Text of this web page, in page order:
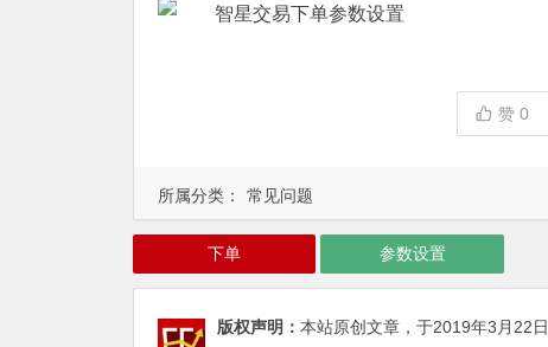
所属分类： 常见问题
赞 0
下单 参数设置
版权声明： 本站原创文章，于2019年3月22日